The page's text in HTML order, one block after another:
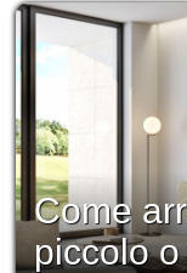
Come
piccolo